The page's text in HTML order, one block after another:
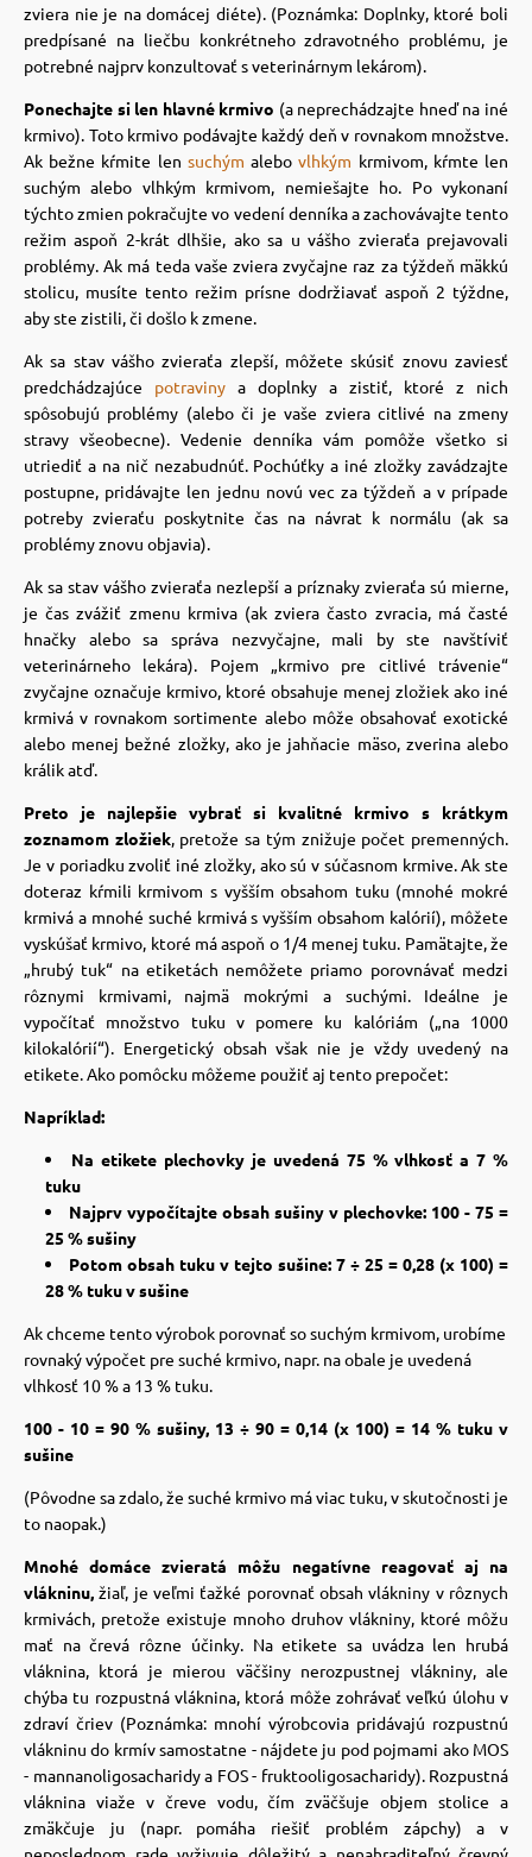
so psom
poukazy
zviera nie je na domácej diéte). (Poznámka: Doplnky, ktoré boli
predpísané na liečbu konkrétneho zdravotného problému, je
potrebné najprv konzultovať s veterinárnym lekárom).
Ponechajte si len hlavné krmivo (a neprechádzajte hneď na iné
krmivo). Toto krmivo podávajte každý deň v rovnakom množstve.
Ak bežne kŕmite len suchým alebovlhkým krmivom, kŕmte len
suchým alebo vlhkým krmivom, nemiešajte ho. Po vykonaní
týchto zmien pokračujte vo vedení denníka a zachovávajte tento
režim aspoň 2-krát dlhšie, ako sa u vášho zvieraťa prejavovali
problémy. Ak má teda vaše zviera zvyčajne raz za týždeň mäkkú
stolicu, musíte tento režim prísne dodržiavať aspoň 2 týždne,
aby ste zistili, či došlo k zmene.
Ak sa stav vášho zvieraťa zlepší, môžete skúsiť znovu zaviesť
predchádzajúce potraviny a doplnky a zistiť, ktoré z nich
spôsobujú problémy (alebo či je vaše zviera citlivé na zmeny
stravy všeobecne). Vedenie denníka vám pomôže všetko si
utriediť a na nič nezabudnúť. Pochúťky a iné zložky zavádzajte
postupne, pridávajte len jednu novú vec za týždeň a v prípade
potreby zvieraťu poskytnite čas na návrat k normálu (ak sa
problémy znovu objavia).
Ak sa stav vášho zvieraťa nezlepší a príznaky zvieraťa sú mierne,
je čas zvážiť zmenu krmiva (ak zviera často zvracia, má časté
hnačky alebo sa správa nezvyčajne, mali by ste navštíviť
veterinárneho lekára). Pojem „krmivo pre citlivé trávenie“
zvyčajne označuje krmivo, ktoré obsahuje menej zložiek ako iné
krmivá v rovnakom sortimente alebo môže obsahovať exotické
alebo menej bežné zložky, ako je jahňacie mäso, zverina alebo
králik atď.
Preto je najlepšie vybrať si kvalitné krmivo s krátkym
zoznamom zložiek, pretože sa tým znižuje počet premenných.
Je v poriadku zvoliť iné zložky, ako sú v súčasnom krmive. Ak ste
doteraz kŕmili krmivom s vyšším obsahom tuku (mnohé mokré
krmivá a mnohé suché krmivá s vyšším obsahom kalórií), môžete
vyskúšať krmivo, ktoré má aspoň o 1/4 menej tuku. Pamätajte, že
„hrubý tuk“ na etiketách nemôžete priamo porovnávať medzi
rôznymi krmivami, najmä mokrými a suchými. Ideálne je
vypočítať množstvo tuku v pomere ku kalóriám („na 1000
kilokalórií“). Energetický obsah však nie je vždy uvedený na
etikete. Ako pomôcku môžeme použiť aj tento prepočet:
Napríklad:
Na etikete plechovky je uvedená 75 % vlhkosť a 7 %
tuku
Najprv vypočítajte obsah sušiny v plechovke: 100 - 75 =
25 % sušiny
Potom obsah tuku v tejto sušine: 7 ÷ 25 = 0,28 (x 100) =
28 % tuku v sušine
Ak chceme tento výrobok porovnať so suchým krmivom, urobíme
rovnaký výpočet pre suché krmivo, napr. na obale je uvedená
vlhkosť 10 % a 13 % tuku.
100 - 10 = 90 % sušiny, 13 ÷ 90 = 0,14 (x 100) = 14 % tuku v
sušine
(Pôvodne sa zdalo, že suché krmivo má viac tuku, v skutočnosti je
to naopak.)
Mnohé domáce zvieratá môžu negatívne reagovať aj na
vlákninu, žiaľ, je veľmi ťažké porovnať obsah vlákniny v rôznych
krmivách, pretože existuje mnoho druhov vlákniny, ktoré môžu
mať na črevá rôzne účinky. Na etikete sa uvádza len hrubá
vláknina, ktorá je mierou väčšiny nerozpustnej vlákniny, ale
chýba tu rozpustná vláknina, ktorá môže zohrávať veľkú úlohu v
zdraví čriev (Poznámka: mnohí výrobcovia pridávajú rozpustnú
vlákninu do krmív samostatne - nájdete ju pod pojmami ako MOS
- mannanoligosacharidy a FOS - fruktooligosacharidy). Rozpustná
vláknina viaže v čreve vodu, čím zväčšuje objem stolice a
zmäkčuje ju (napr. pomáha riešiť problém zápchy) a v